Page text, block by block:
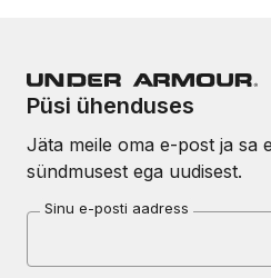
Püsi ühenduses
Jäta meile oma e-post ja sa
sündmusest ega uudisest.
Sinu e-posti aadress